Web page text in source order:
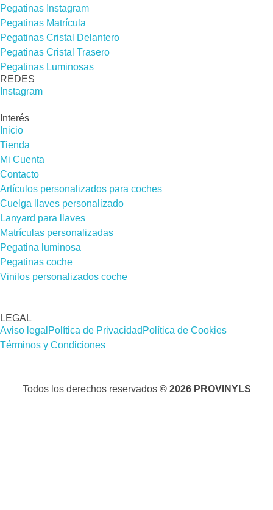
Pegatinas Instagram
Pegatinas Matrícula
Pegatinas Cristal Delantero
Pegatinas Cristal Trasero
Pegatinas Luminosas
REDES​
Instagram
Interés
Inicio
Tienda
Mi Cuenta
Contacto
Artículos personalizados para coches
Cuelga llaves personalizado
Lanyard para llaves
Matrículas personalizadas
Pegatina luminosa
Pegatinas coche
Vinilos personalizados coche
LEGAL
Aviso legal Política de Privacidad Política de Cookies
Términos y Condiciones
Todos los derechos reservados © 2026 PROVINYLS